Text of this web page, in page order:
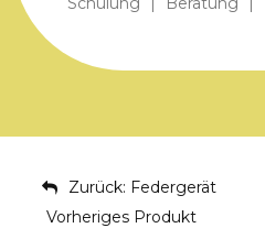
Zurück: Federgerät
Vorheriges Produkt